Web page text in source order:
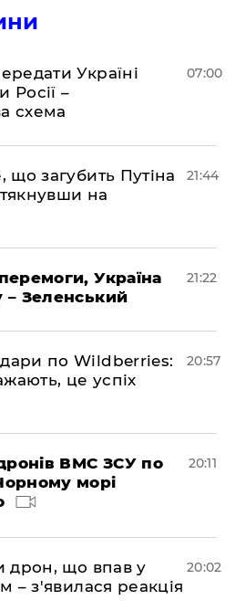
Україні
Росії –
схема
07:00
що загубить Путіна
на
21:44
Україна
– Зеленський
21:22
по Wildberries:
це успіх
20:57
ВМС ЗСУ по
морі
20:11
дрон, що впав у
– з'явилася реакція
20:02